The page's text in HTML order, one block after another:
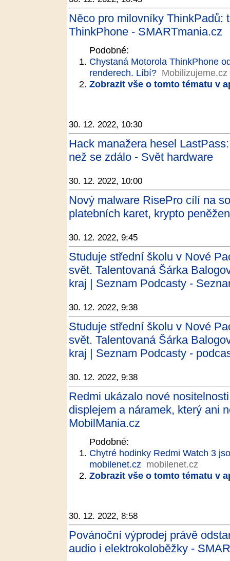
Něco pro milovníky ThinkPadů:
ThinkPhone - SMARTmania.cz
Podobné:
Chystaná Motorola ThinkPhone
renderech. Líbí? Mobilizujeme.cz
Zobrazit vše o tomto tématu v
30. 12. 2022, 10:30
Hack manažera hesel
než se zdálo - Svět hardware
30. 12. 2022, 10:00
Nový malware RisePro cílí na
platebních karet, krypto
30. 12. 2022, 9:45
Studuje střední školu v Nové
svět. Talentovaná Šárka
kraj | Seznam Podcasty -
30. 12. 2022, 9:38
Studuje střední školu v Nové
svět. Talentovaná Šárka
kraj | Seznam Podcasty -
30. 12. 2022, 9:38
Redmi ukázalo nové
displejem a náramek, který ani
MobilMania.cz
Podobné:
Chytré hodinky Redmi Watch 3
mobilenet.cz mobilenet.cz
Zobrazit vše o tomto tématu v
30. 12. 2022, 8:58
Povánoční výprodej právě
audio i elektrokoloběžky -